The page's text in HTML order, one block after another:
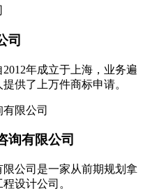
司
年成立于上海，业务遍
供了上万件商标申请。
询有限公司
公司是一家从前期规划拿
设计公司。